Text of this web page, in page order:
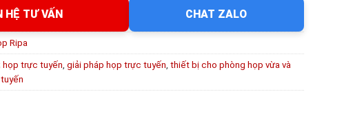
HỆ TƯ VẤN CHAT ZALO
Ripa
họp trực tuyến giải pháp họp trực tuyến thiết bị cho phòng họp vừa và